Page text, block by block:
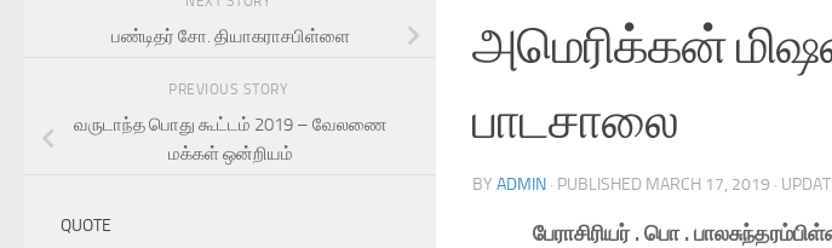
அமெரிக்கன்
பாடசாலை
BY ADMIN · PUBLISHED MARCH 17, 2019 ·
பேராசிரியர் . பொ .
பண்டிதர் சோ. தியாகராசபிள்ளை
PREVIOUS STORY
வருடாந்த பொது கூட்டம் 2019 – வேலணை
மக்கள் ஒன்றியம்
QUOTE